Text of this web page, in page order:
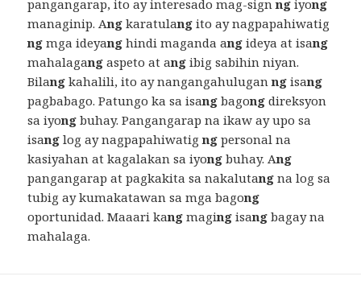
pangangarap, ito ay interesado mag-signng iyong
managinip. Ang karatulang ito ay nagpapahiwatig
ng mga ideyang hindi maganda ang ideya at isang
mahalagang aspeto at ang ibig sabihin niyan.
Bilang kahalili, ito ay nangangahuluganng isang
pagbabago. Patungo ka sa isang bagong direksyon
sa iyong buhay. Pangangarap na ikaw ay upo sa
isang log ay nagpapahiwatigng personal na
kasiyahan at kagalakan sa iyong buhay. Ang
pangangarap at pagkakita sa nakalutang na log sa
tubig ay kumakatawan sa mga bagong
oportunidad. Maaari kang maging isang bagay na
mahalaga.